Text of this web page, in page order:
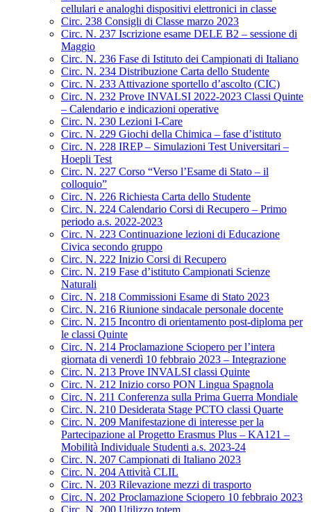
cellulari e analoghi dispositivi elettronici in classe
Circ. 238 Consigli di Classe marzo 2023
Circ. N. 237 Iscrizione esame DELE B2 – sessione di
Maggio
Circ. N. 236 Fase di Istituto dei Campionati di Italiano
Circ. N. 234 Distribuzione Carta dello Studente
Circ. N. 233 Attivazione sportello d’ascolto (CIC)
Circ. N. 232 Prove INVALSI 2022-2023 Classi Quinte
– Calendario e indicazioni operative
Circ. N. 230 Lezioni I-Care
Circ. N. 229 Giochi della Chimica – fase d’istituto
Circ. N. 228 IREP – Simulazioni Test Universitari –
Hoepli Test
Circ. N. 227 Corso “Verso l’Esame di Stato – il
colloquio”
Circ. N. 226 Richiesta Carta dello Studente
Circ. N. 224 Calendario Corsi di Recupero – Primo
periodo a.s. 2022-2023
Circ. N. 223 Continuazione lezioni di Educazione
Civica secondo gruppo
Circ. N. 222 Inizio Corsi di Recupero
Circ. N. 219 Fase d’istituto Campionati Scienze
Naturali
Circ. N. 218 Commissioni Esame di Stato 2023
Circ. N. 216 Riunione sindacale personale docente
Circ. N. 215 Incontro di orientamento post-diploma per
le classi Quinte
Circ. N. 214 Proclamazione Sciopero per l’intera
giornata di venerdì 10 febbraio 2023 – Integrazione
Circ. N. 213 Prove INVALSI classi Quinte
Circ. N. 212 Inizio corso PON Lingua Spagnola
Circ. N. 211 Conferenza sulla Prima Guerra Mondiale
Circ. N. 210 Desiderata Stage PCTO classi Quarte
Circ. N. 209 Manifestazione di interesse per la
Partecipazione al Progetto Erasmus Plus – KA121 –
Mobilità Individuale Studenti a.s. 2023-24
Circ. N. 207 Campionati di Italiano 2023
Circ. N. 204 Attività CLIL
Circ. N. 203 Rilevazione mezzi di trasporto
Circ. N. 202 Proclamazione Sciopero 10 febbraio 2023